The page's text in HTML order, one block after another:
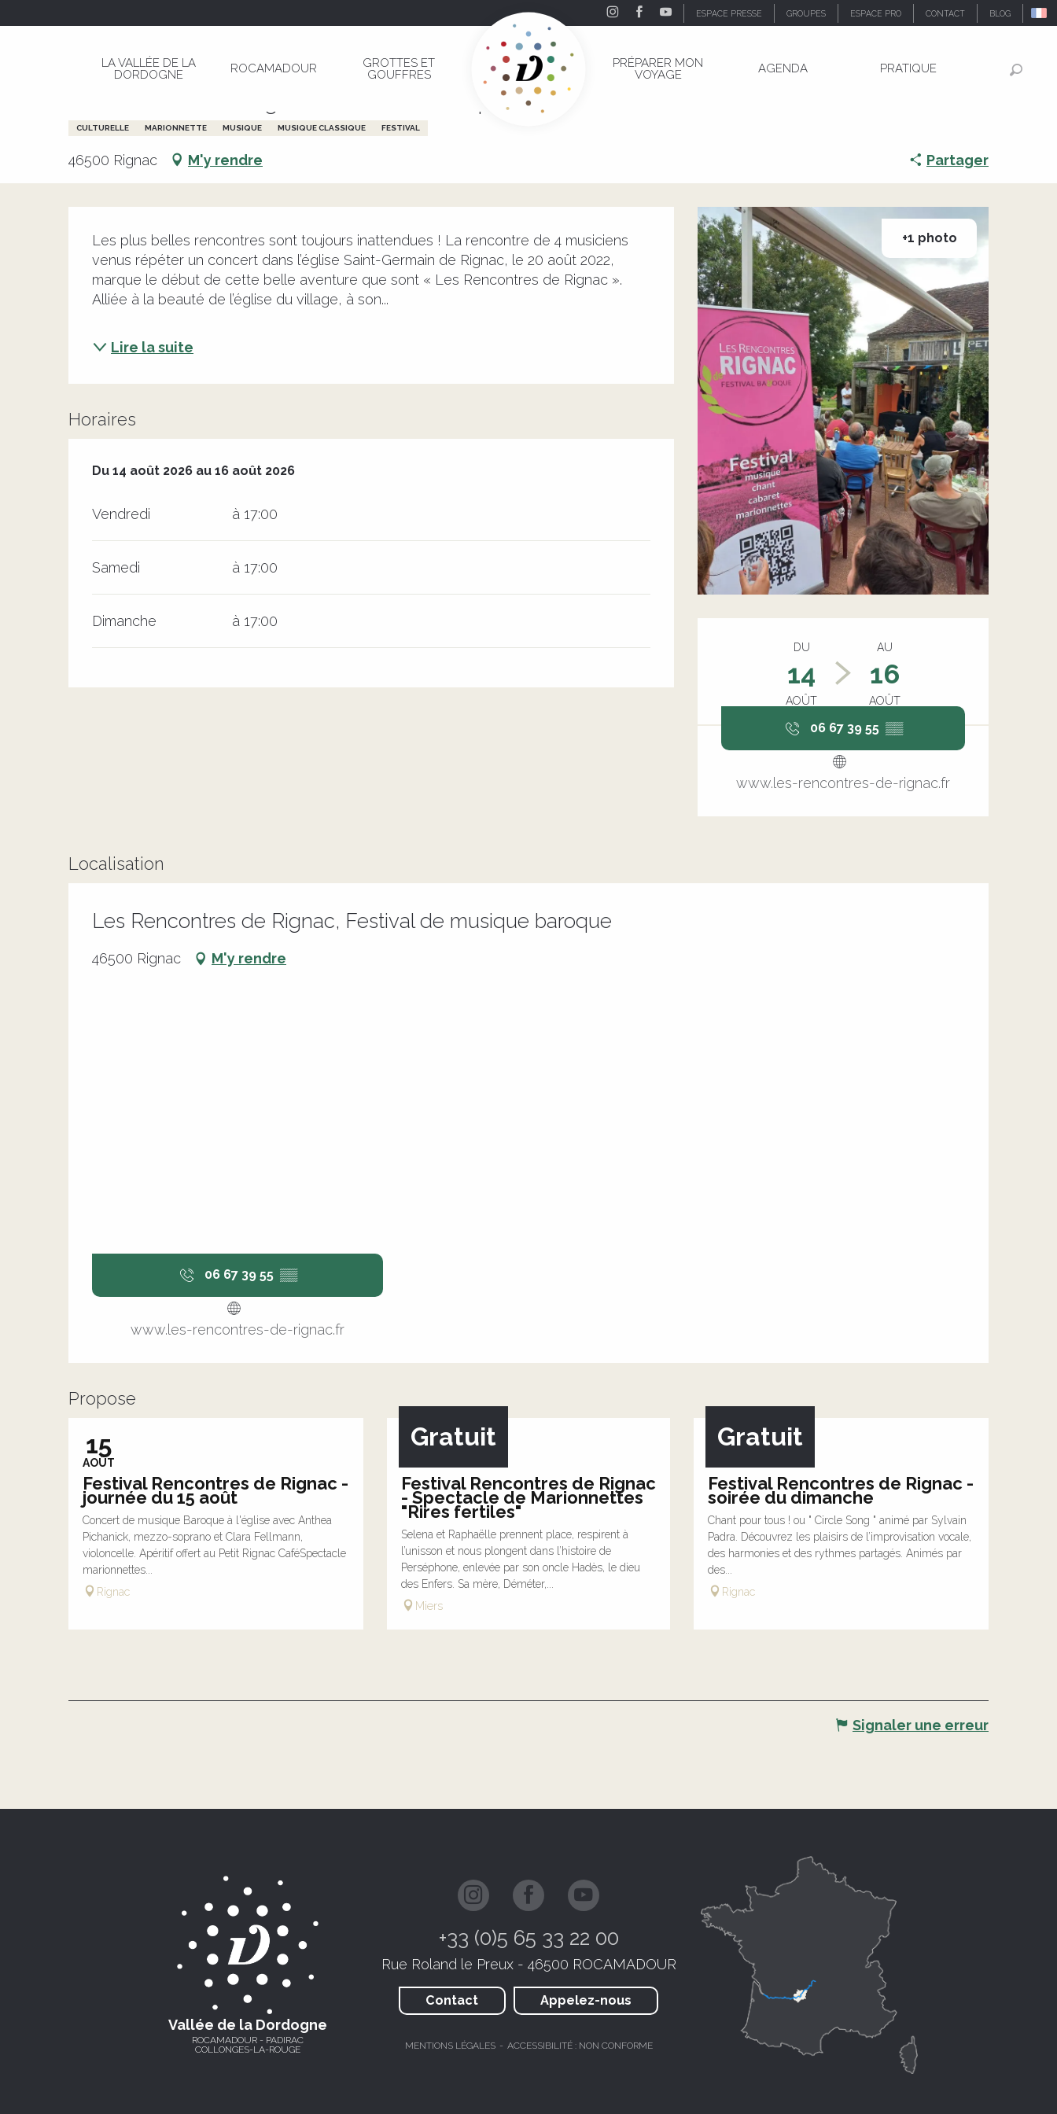
ESPACE PRESSE GROUPES ESPACE PRO CONTACT BLOG
LA VALLÉE DE LA
DORDOGNE
ROCAMADOUR
GROTTES ET
GOUFFRES
PRÉPARER MON
VOYAGE
AGENDA PRATIQUE
14 août > 16 août
Les Rencontres de Rignac, Festival de musique baroque
CULTURELLE MARIONNETTE MUSIQUE MUSIQUE CLASSIQUE FESTIVAL
46500 Rignac M'y rendre Partager
+1 photo
DU
14
AOÛT
AU
16
AOÛT
06 67 39 55 ▒▒
www.les-rencontres-de-rignac.fr
Les plus belles rencontres sont toujours inattendues ! La rencontre de 4 musiciens
venus répéter un concert dans l’église Saint-Germain de Rignac, le 20 août 2022,
marque le début de cette belle aventure que sont « Les Rencontres de Rignac ».
Alliée à la beauté de l’église du village, à son...
Lire la suite
Horaires
Du 14 août 2026 au 16 août 2026
Du 14 août 2026 au 16 août 2026
Vendredi à 17:00
Samedi à 17:00
Dimanche à 17:00
Localisation
Les Rencontres de Rignac, Festival de musique baroque
46500 Rignac M'y rendre
06 67 39 55 ▒▒
www.les-rencontres-de-rignac.fr
Propose
15
AOÛT
Festival Rencontres de Rignac -
journée du 15 août
Concert de musique Baroque à l'église avec Anthea
Pichanick, mezzo-soprano et Clara Fellmann,
violoncelle. Apéritif offert au Petit Rignac CaféSpectacle
marionnettes...
Rignac
Gratuit
14
Festival Rencontres de Rignac
- Spectacle de Marionnettes
"Rires fertiles"
Selena et Raphaëlle prennent place, respirent à
l’unisson et nous plongent dans l’histoire de
Perséphone, enlevée par son oncle Hadès, le dieu
des Enfers. Sa mère, Déméter,...
Miers
Gratuit
16
Festival Rencontres de Rignac -
soirée du dimanche
Chant pour tous ! ou " Circle Song " animé par Sylvain
Padra. Découvrez les plaisirs de l’improvisation vocale,
des harmonies et des rythmes partagés. Animés par
des...
Rignac
Signaler une erreur
Vallée de la Dordogne
ROCAMADOUR - PADIRAC
COLLONGES-LA-ROUGE
+33 (0)5 65 33 22 00
Rue Roland le Preux - 46500 ROCAMADOUR
Contact Appelez-nous
MENTIONS LÉGALES ACCESSIBILITÉ : NON CONFORME